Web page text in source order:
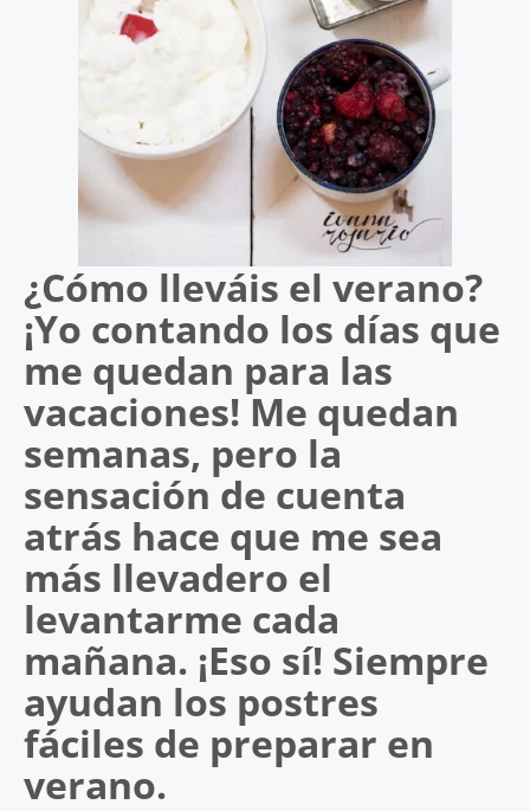
¿Cómo lleváis el verano?
¡Yo contando los días que
me quedan para las
vacaciones! Me quedan
semanas, pero la
sensación de cuenta
atrás hace que me sea
más llevadero el
levantarme cada
mañana. ¡Eso sí! Siempre
ayudan los postres
fáciles de preparar en
verano.